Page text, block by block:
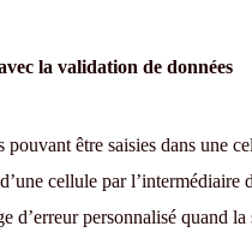
la validation de données
pouvant être saisies dans une
cellule par l’intermédiaire
d’erreur personnalisé quand